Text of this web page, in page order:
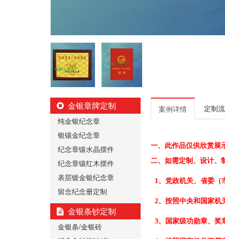
金银章牌定制
纯金银纪念章
银镶金纪念章
纪念章镶水晶摆件
纪念章镶红木摆件
表层镀金银纪念章
留念纪念册定制
金银条钞定制
金银条/金银砖
案例详情 定制
一、 此作品仅供欣赏展
二、 如需定制、设计、
1、党政机关、省委（
2、按照中央和国家机
3、国家级功勋章、奖